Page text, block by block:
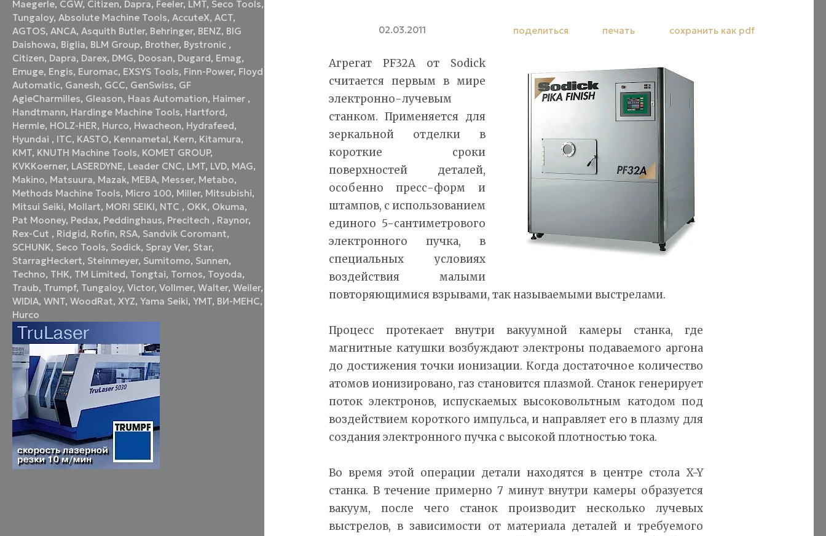
Maegerle, CGW, Citizen, Dapra, Feeler, LMT, Seco Tools,
Tungaloy,Absolute Machine Tools,AccuteX,ACT,
AGTOS,ANCA,Asquith Butler, Behringer, BENZ, BIG
Daishowa, Biglia, BLM Group, Brother, Bystronic ,
Citizen, Dapra, Darex, DMG, Doosan, Dugard, Emag,
Emuge, Engis, Euromac, EXSYS Tools, Finn-Power, Floyd
Automatic, Ganesh, GCC, GenSwiss, GF
AgieCharmilles, Gleason, Haas Automation, Haimer ,
Handtmann, Hardinge Machine Tools, Hartford,
Hermle, HOLZ-HER, Hurco, Hwacheon, Hydrafeed,
Hyundai , ITC, KASTO, Kennametal, Kern, Kitamura,
KMT, KNUTH Machine Tools, KOMET GROUP,
KVKKoerner, LASERDYNE, Leader CNC, LMT, LVD, MAG,
Makino, Matsuura, Mazak, MEBA, Messer, Metabo,
Methods Machine Tools, Micro 100, Miller, Mitsubishi,
Mitsui Seiki, Mollart, MORI SEIKI, NTC , OKK, Okuma,
Pat Mooney, Pedax, Peddinghaus, Precitech , Raynor,
Rex-Cut , Ridgid, Rofin, RSA, Sandvik Coromant,
SCHUNK, Seco Tools, Sodick, Spray Ver, Star,
StarragHeckert, Steinmeyer, Sumitomo, Sunnen,
Techno, THK, TM Limited, Tongtai, Tornos, Toyoda,
Traub, Trumpf, Tungaloy,Victor,Vollmer,Walter,Weiler,
WIDIA,WNT,WoodRat,XYZ,Yama Seiki,YMT, ВИ-МЕНС,
Нurco
02.03.2011 поделиться печать сохранить как pdf
Агрегат PF32A от Sodick
считается первым в мире
электронно-лучевым
станком. Применяется для
зеркальной отделки в
короткие сроки
поверхностей деталей,
особенно пресс-форм и
штампов, с использованием
единого 5-сантиметрового
электронного пучка, в
специальных условиях
воздействия малыми
повторяющимися взрывами, так называемыми выстрелами.
Процесс протекает внутри вакуумной камеры станка, где
магнитные катушки возбуждают электроны подаваемого аргона
до достижения точки ионизации. Когда достаточное количество
атомов ионизировано, газ становится плазмой. Станок генерирует
поток электронов, испускаемых высоковольтным катодом под
воздействием короткого импульса, и направляет его в плазму для
создания электронного пучка с высокой плотностью тока.
Во время этой операции детали находятся в центре стола X-Y
станка. В течение примерно 7 минут внутри камеры образуется
вакуум, после чего станок производит несколько лучевых
выстрелов, в зависимости от материала деталей и требуемого